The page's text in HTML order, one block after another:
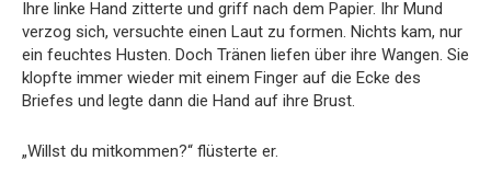
Ihre linke Hand zitterte und griff nach dem Papier. Ihr Mund
verzog sich, versuchte einen Laut zu formen. Nichts kam, nur
ein feuchtes Husten. Doch Tränen liefen über ihre Wangen. Sie
klopfte immer wieder mit einem Finger auf die Ecke des
Briefes und legte dann die Hand auf ihre Brust.
„Willst du mitkommen?“ flüsterte er.